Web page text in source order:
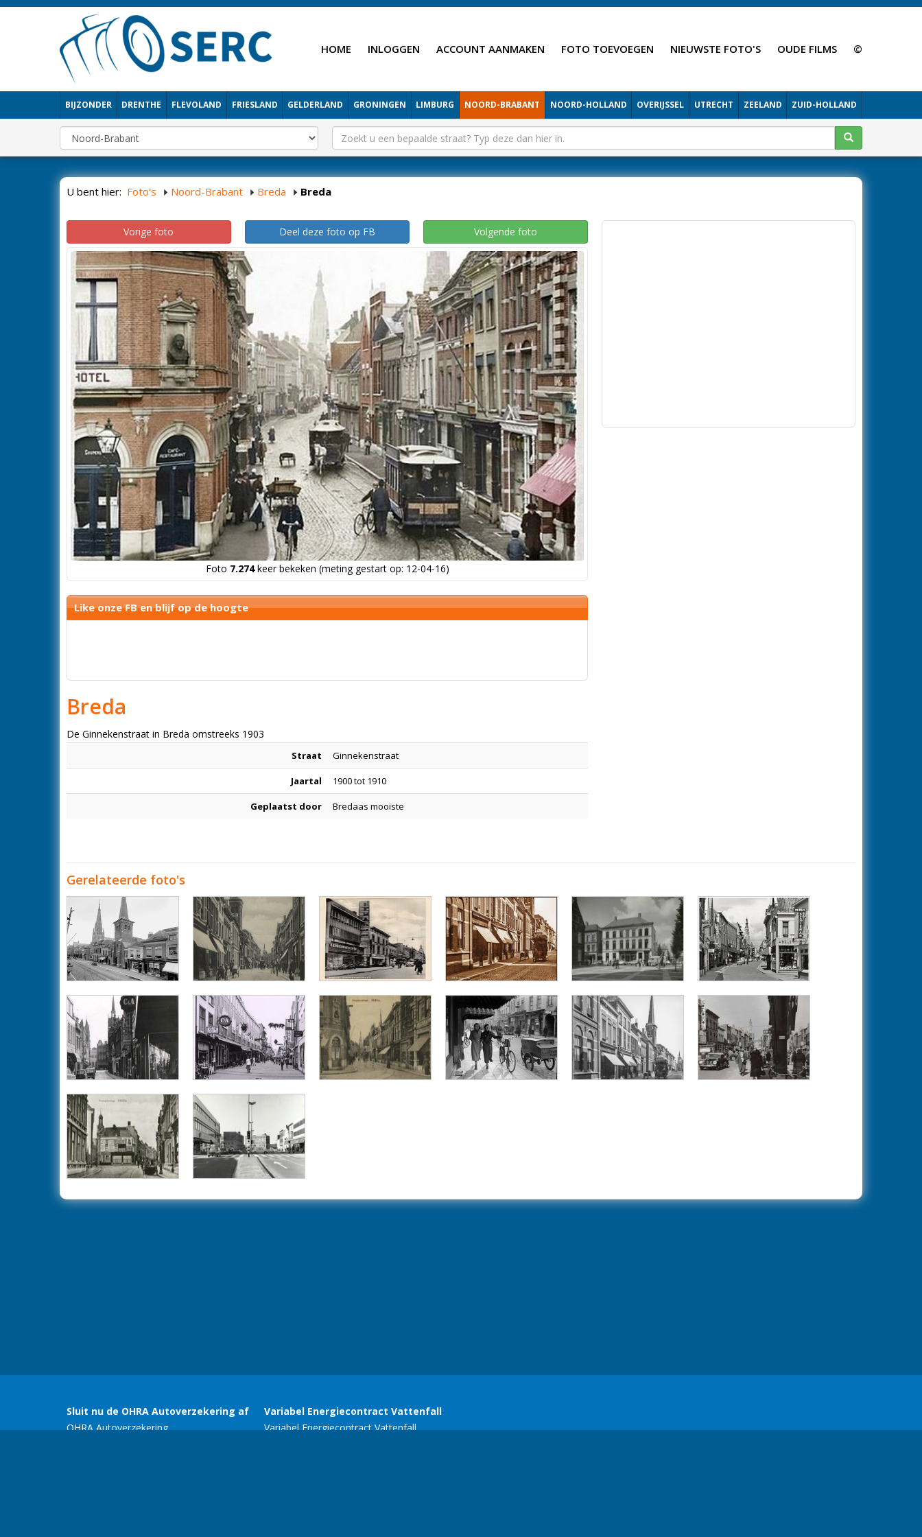
HOME INLOGGEN ACCOUNT AANMAKEN FOTO TOEVOEGEN NIEUWSTE FOTO'S OUDE FILMS ©
BIJZONDER DRENTHE FLEVOLAND FRIESLAND GELDERLAND GRONINGEN LIMBURG NOORD-BRABANT NOORD-HOLLAND OVERIJSSEL UTRECHT ZEELAND ZUID-HOLLAND
U bent hier: Foto's Noord-Brabant Breda Breda
Vorige foto Deel deze foto op FB Volgende foto
Foto 7.274keer bekeken (meting gestart op: 12-04-16)
Like onze FB en blijf op de hoogte
Breda
De Ginnekenstraat in Breda omstreeks 1903
Straat Ginnekenstraat
Jaartal 1900 tot 1910
Geplaatst door Bredaas mooiste
Gerelateerde foto's